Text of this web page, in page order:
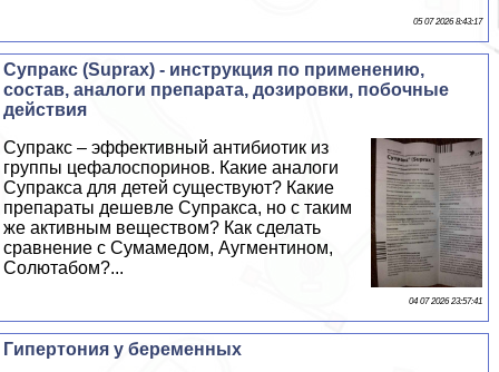
05 07 2026 8:43:17
Супpaкс (Suprax) - инструкция по применению,
состав, аналоги препарата, дозировки, побочные
действия
Супpaкс – эффективный антибиотик из
группы цефалоспоринов. Какие аналоги
Супpaкса для детей существуют? Какие
препараты дешевле Супpaкса, но с таким
же активным веществом? Как сделать
сравнение с Сумамедом, Аугментином,
Солютабом?...
04 07 2026 23:57:41
Гипертония у беременных